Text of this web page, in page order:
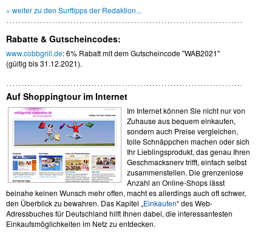
» weiter zu den Surftipps der Redaktion...
Rabatte & Gutscheincodes:
www.cobbgrill.de: 6% Rabatt mit dem Gutscheincode "WAB2021"
(gültig bis 31.12.2021).
Auf Shoppingtour im Internet
Im Internet können Sie nicht nur von
Zuhause aus bequem einkaufen,
sondern auch Preise vergleichen,
tolle Schnäppchen machen oder sich
Ihr Lieblingsprodukt, das genau Ihren
Geschmacksnerv trifft, einfach selbst
zusammenstellen. Die grenzenlose
Anzahl an Online-Shops lässt
beinahe keinen Wunsch mehr offen, macht es allerdings auch oft schwer,
den Überblick zu bewahren. Das Kapitel „Einkaufen“ des Web-
Adressbuches für Deutschland hilft Ihnen dabei, die interessantesten
Einkaufsmöglichkeiten im Netz zu entdecken.